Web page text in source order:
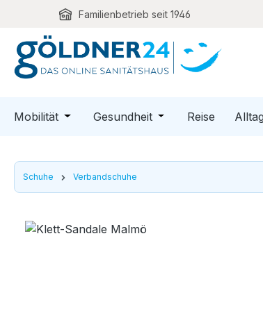
Hauptinhalt springen
Zur Suche springen
Zur Hauptnavigation springen
Familienbetrieb seit 1946
Mobilität Öffne oder Schließe das Dropdown
Gesundheit Öffne oder
Reise
Schuhe Verbandschuhe
Bildergalerie überspringen